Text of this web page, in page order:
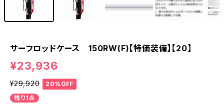
サーフロッドケース 150RW(F)【特価装備】【20】
¥23,936
¥29,920
20%OFF
残り1点